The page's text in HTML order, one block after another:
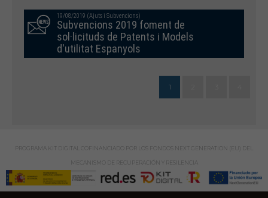
19/08/2019 (Ajuts i Subvencions)
Subvencions 2019 foment de
sol·licituds de Patents i Models
d'utilitat Espanyols
1
PROGRAMA KIT DIGITAL COFINANCIADO POR LOS FONDOS NEXT GENERATION (EU) DEL
MECANISMO DE RECUPERACIÓN Y RESILENCIA